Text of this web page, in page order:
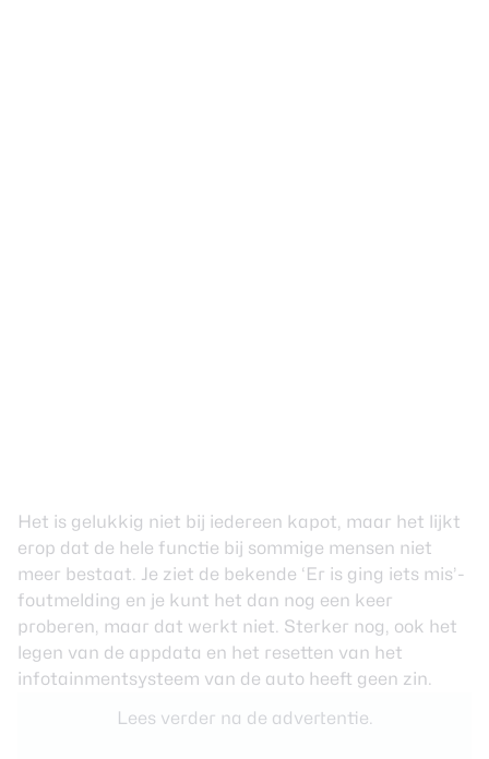
Het is gelukkig niet bij iedereen kapot, maar het lijkt
erop dat de hele functie bij sommige mensen niet
meer bestaat. Je ziet de bekende ‘Er is ging iets mis’-
foutmelding en je kunt het dan nog een keer
proberen, maar dat werkt niet. Sterker nog, ook het
legen van de appdata en het resetten van het
infotainmentsysteem van de auto heeft geen zin.
Lees verder na de advertentie.